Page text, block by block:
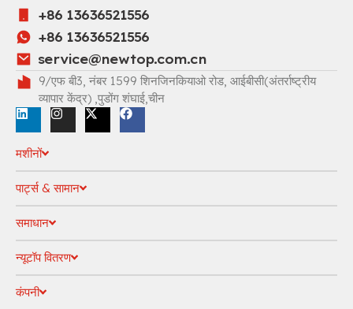
+86 13636521556
+86 13636521556
service@newtop.com.cn
9/एफ बी3, नंबर 1599 शिनजिनकियाओ रोड, आईबीसी(अंतर्राष्ट्रीय
व्यापार केंद्र) ,पुडोंग शंघाई,चीन
मशीनों
पार्ट्स & सामान
समाधान
न्यूटॉप वितरण
कंपनी